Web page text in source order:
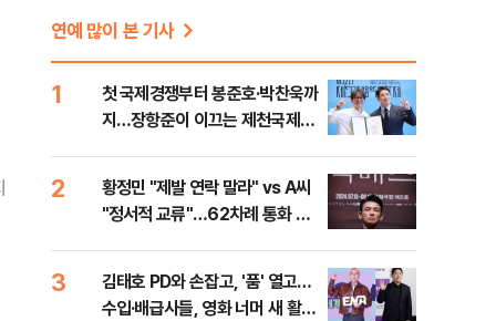
연예 많이 본 기사
1
첫 국제경쟁부터 봉준호·박찬욱까
지…장항준이 이끄는 제천국제음
2
황정민 "제발 연락 말라" vs A씨
"정서적 교류"…62차례 통화 공
3
김태호 PD와 손잡고, '품' 열고…
수입·배급사들, 영화 너머 새 활로